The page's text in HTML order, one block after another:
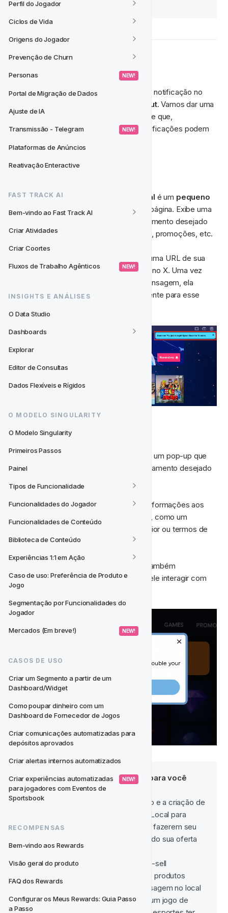
Perfil do Jogador
Ciclos de Vida
Origens do Jogador
Prevenção de Churn
Personas NEW!
Portal de Migração de Dados
Ajuste de IA
Transmissão - Telegram NEW!
Plataformas de Anúncios
Reativação Enteractive
FAST TRACK AI
Bem-vindo ao Fast Track AI
Criar Atividades
Criar Coortes
Fluxos de Trabalho Agênticos NEW!
INSIGHTS E ANÁLISES
O Data Studio
Dashboards
Explorar
Editor de Consultas
Dados Flexíveis e Rígidos
O MODELO SINGULARITY
O Modelo Singularity
Primeiros Passos
Painel
Tipos de Funcionalidade
Funcionalidades do Jogador
Funcionalidades de Conteúdo
Biblioteca de Conteúdo
Experiências 1:1 em Ação
Caso de uso: Preferência de Produto e
Jogo
Segmentação por Funcionalidades do
Jogador
Mercados (Em breve!) NEW!
CASOS DE USO
Criar um Segmento a partir de um
Dashboard/Widget
Como poupar dinheiro com um
Dashboard de Fornecedor de Jogos
Criar comunicações automatizadas para
depósitos aprovados
Criar alertas internos automatizados
Criar experiências automatizadas
para jogadores com Eventos de
Sportsbook
NEW!
RECOMPENSAS
Bem-vindo aos Rewards
Visão geral do produto
FAQ dos Rewards
Configurar os Meus Rewards: Guia Passo
a Passo
Tipo de Notificações
Você encontrará dois tipos diferentes de notificação no
Shoutout. Vamos dar uma
olhada nas diferenças entre elas. Observe que,
dependendo da sua integração, suas notificações podem
💬 Mensagem
Um mensagem de notificação no local é um pequeno
pop-up
localizado no canto superior da página. Exibe uma
pequena mensagem divulgando o engajamento desejado
do jogador: novos jogos, funcionalidades, promoções, etc.
Os jogadores podem seguir o CTA para uma URL de sua
escolha ou fechar a mensagem clicando no X. Uma vez
que o jogador tenha interagido com a mensagem, ela
desaparecerá e não será exibida novamente para esse
🔈 Shoutout
Um shoutout de notificação no local
ocupa toda a página
para exibir o engajamento desejado
Aqui você tem espaço para exibir mais informações aos
jogadores e adicionar campos adicionais, como um
segundo botão de CTA, uma imagem maior ou termos de
bônus.
Assim como na mensagem, o shoutout também
desaparecerá para o jogador assim que ele interagir com
ele.
Aqui estão alguns exemplos para você
começar:
Incentive o primeiro depósito e a criação de
conta. Use Notificações no Local para
persuadir novos jogadores a fazerem seu
primeiro depósito promovendo sua oferta
Crie oportunidades de cross-sell
apresentando aos jogadores produtos
adicionais. Acione uma mensagem no local
oferecendo giros grátis em um jogo de